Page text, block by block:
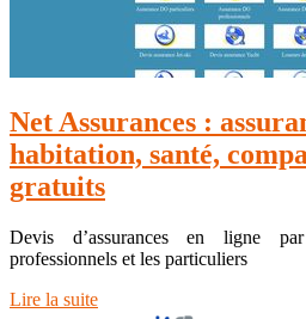
Net Assurances :
habitation, santé,
gratuits
Devis d’assurances en ligne
professionnels et les particuliers
Lire la suite